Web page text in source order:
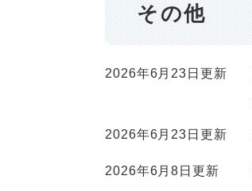
その他
2026年6月23日更新
2026年6月23日更新
2026年6月8日更新